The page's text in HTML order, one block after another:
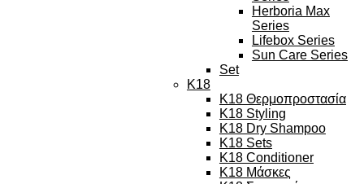
Herboria Max
Series
Lifebox Series
Sun Care Series
Set
K18
K18 Θερμοπροστασία
K18 Styling
K18 Dry Shampoo
K18 Sets
K18 Conditioner
K18 Μάσκες